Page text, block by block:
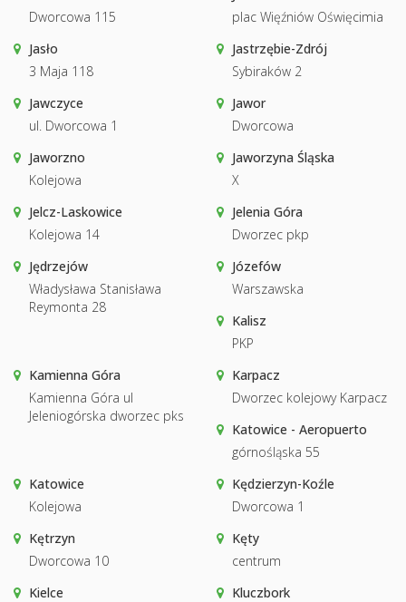
Dworcowa 115
plac Więźniów Oświęcimia
Jasło
3 Maja 118
Jastrzębie-Zdrój
Sybiraków 2
Jawczyce
ul. Dworcowa 1
Jawor
Dworcowa
Jaworzno
Kolejowa
Jaworzyna Śląska
X
Jelcz-Laskowice
Kolejowa 14
Jelenia Góra
Dworzec pkp
Jędrzejów
Władysława Stanisława
Reymonta 28
Józefów
Warszawska
Kalisz
PKP
Kamienna Góra
Kamienna Góra ul
Jeleniogórska dworzec pks
Karpacz
Dworzec kolejowy Karpacz
Katowice - Aeropuerto
górnośląska 55
Katowice
Kolejowa
Kędzierzyn-Koźle
Dworcowa 1
Kętrzyn
Dworcowa 10
Kęty
centrum
Kielce
Kluczbork